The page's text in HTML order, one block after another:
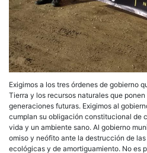
Exigimos a los tres órdenes de gobierno
Tierra y los recursos naturales que
generaciones futuras. Exigimos al
cumplan su obligación constitucional de
vida y un ambiente sano. Al gobierno
omiso y neófito ante la destrucción de
ecológicas y de amortiguamiento. No es